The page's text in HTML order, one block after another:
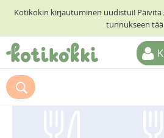
Kotikokin kirjautuminen uudistui!
tunnukseen
ETUSIVU
RESEPTIHAKU
Suosittelemme myös